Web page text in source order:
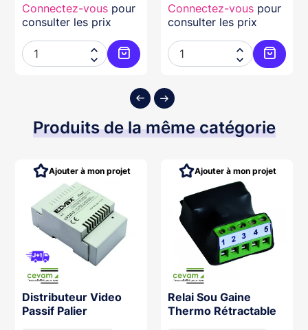
au panier
Connectez-vous pour
consulter les prix


Ajouter au panier
Connectez-vous pour
consulter les prix


Produits de la même catégorie
Distributeur Video
Passif Palier
Ajouter à mon projet
Relai Sou Gaine
Thermo Rétractable
Ajouter à mon projet